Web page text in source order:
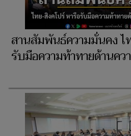
สานสัมพันธ์ความมั่นคง ไ
รับมือความท้าทายด้านคว